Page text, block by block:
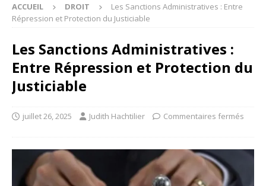
ACCUEIL DROIT
Les Sanctions Administratives : Entre
Répression et Protection du Justiciable
Les Sanctions Administratives :
Entre Répression et Protection du
Justiciable
juillet 26, 2025 Judith Hachtilier Commentaires fermés